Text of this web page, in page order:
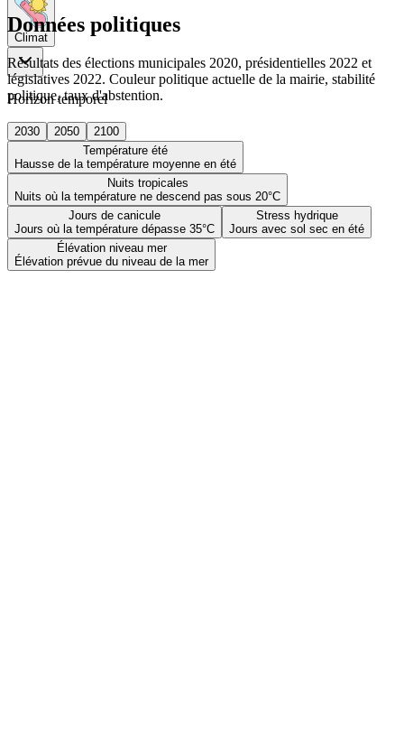
Climat
Horizon temporel
2030 2050
2100
Température été
Hausse de la température moyenne en été
Nuits tropicales
Nuits où la température ne descend pas sous 20°C
Jours de canicule
Jours où la température dépasse 35°C
Stress hydrique
Jours avec sol sec en été
Élévation niveau mer
Élévation prévue du niveau de la mer
Données politiques
Résultats des élections municipales 2020, présidentielles 2022 et
législatives 2022. Couleur politique actuelle de la mairie, stabilité
politique, taux d'abstention.